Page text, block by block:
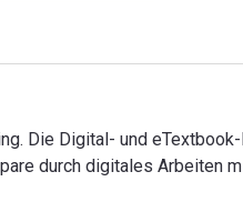
Die Digital- und
durch digitales Arbeiten